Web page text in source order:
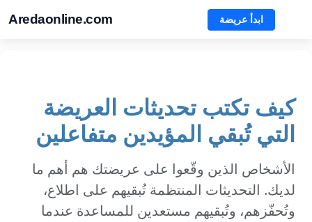
Aredaonline.com ابدأ عريضة
كيف تكتب تحديثات العريضة
التي تُبقي المؤيدين متفاعلين
الأشخاص الذين وقّعوا على عريضتك هم أهم ما
لديك. التحديثات المنتظمة تُبقيهم على اطلاع،
وتُحفّزهم، وتُبقيهم مستعدين للمساعدة عندما